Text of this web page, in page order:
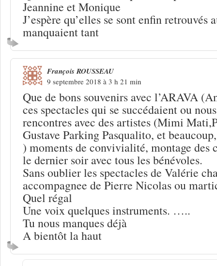
Jeannine et Monique
J’espère qu’elles se sont enfin retrouvés
manquaient tant
François ROUSSEAU
9 septembre 2018 à 3 h 21 min
Que de bons souvenirs avec l’ARAVA
ces spectacles qui se succédaient ou
rencontres avec des artistes (Mimi
Gustave Parking Pasqualito, et
) moments de convivialité, montage des
le dernier soir avec tous les bénévoles.
Sans oublier les spectacles de Valérie
accompagnee de Pierre Nicolas ou
Quel régal
Une voix quelques instruments. …..
Tu nous manques déjà
A bientôt la haut